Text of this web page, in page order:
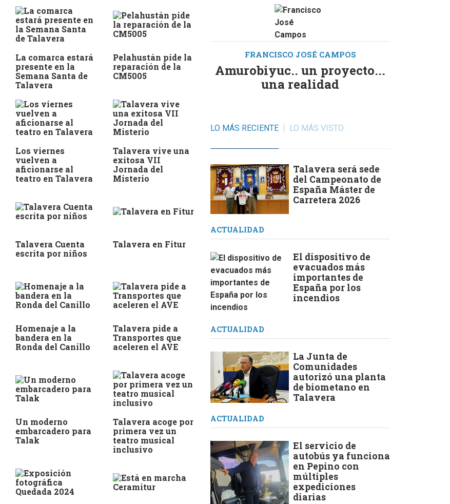
La comarca estará
presente en la
Semana Santa de
Talavera
Pelahustán pide la
reparación de la
CM5005
Los viernes
vuelven a
aficionarse al
teatro en Talavera
Talavera vive una
exitosa VII
Jornada del
Misterio
Talavera Cuenta
escrita por niños
Talavera en Fitur
Homenaje a la
bandera en la
Ronda del Canillo
Talavera pide a
Transportes que
aceleren el AVE
Un moderno
embarcadero para
Talak
Talavera acoge por
primera vez un
teatro musical
inclusivo
FRANCISCO JOSÉ CAMPOS
Amurobiyuc.. un proyecto...
una realidad
RECIENTE VISTO
Talavera será sede
del Campeonato de
España Máster de
Carretera 2026
ACTUALIDAD
El dispositivo de
evacuados más
importantes de
España por los
incendios
ACTUALIDAD
La Junta de
Comunidades
autorizó una planta
de biometano en
Talavera
ACTUALIDAD
El servicio de
autobús ya funciona
en Pepino con
múltiples
expediciones
diarias